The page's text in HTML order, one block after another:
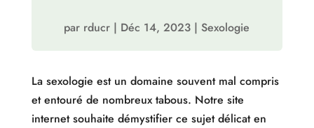
par rducr | Déc 14, 2023 |Sexologie
La sexologie est un domaine souvent mal compris
et entouré de nombreux tabous. Notre site
internet souhaite démystifier ce sujet délicat en